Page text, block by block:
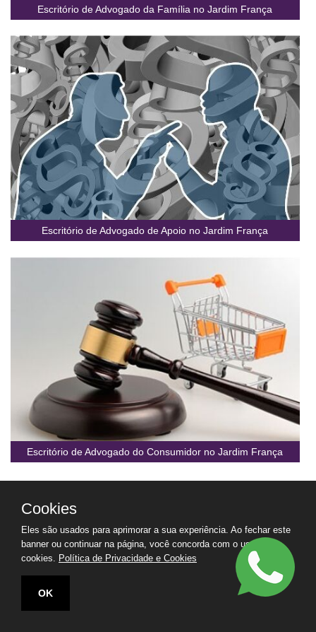
Escritório de Advogado da Família no Jardim França
Escritório de Advogado de Apoio no Jardim França
Escritório de Advogado do Consumidor no Jardim França
Cookies
Eles são usados para aprimorar a sua experiência. Ao fechar este
banner ou continuar na página, você concorda com o uso de
cookies. Política de Privacidade e Cookies
OK